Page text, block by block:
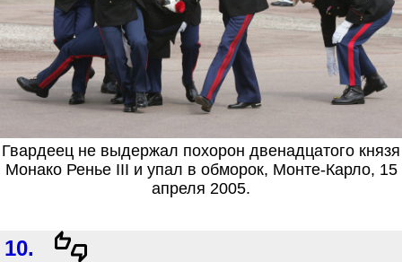
Гвардеец не выдержал похорон двенадцатого князя
Монако Ренье III и упал в обморок, Монте-Карло, 15
апреля 2005.
10.